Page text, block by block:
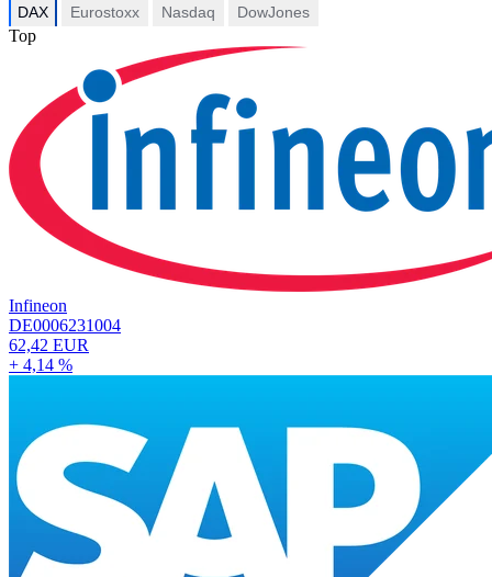
DAX Eurostoxx Nasdaq DowJones
Top
Infineon
DE0006231004
62,42 EUR
+ 4,14 %